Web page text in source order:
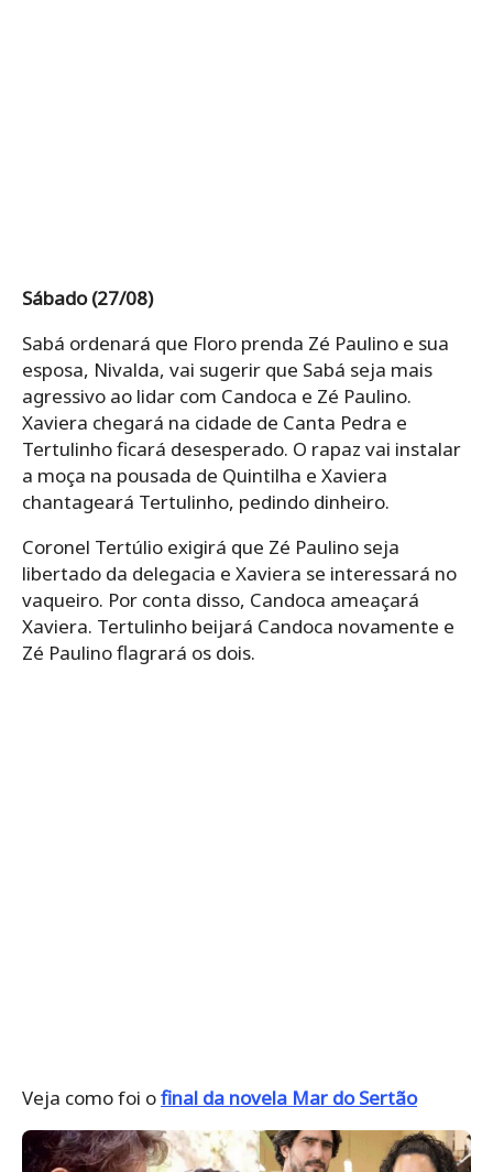
Sábado (27/08)
Sabá ordenará que Floro prenda Zé Paulino e sua
esposa, Nivalda, vai sugerir que Sabá seja mais
agressivo ao lidar com Candoca e Zé Paulino.
Xaviera chegará na cidade de Canta Pedra e
Tertulinho ficará desesperado. O rapaz vai instalar
a moça na pousada de Quintilha e Xaviera
chantageará Tertulinho, pedindo dinheiro.
Coronel Tertúlio exigirá que Zé Paulino seja
libertado da delegacia e Xaviera se interessará no
vaqueiro. Por conta disso, Candoca ameaçará
Xaviera. Tertulinho beijará Candoca novamente e
Zé Paulino flagrará os dois.
Veja como foi ofinal da novela Mar do Sertão